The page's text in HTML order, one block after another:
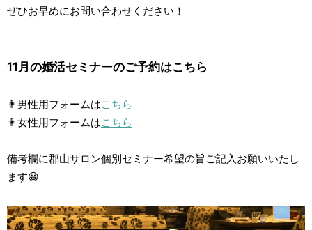
ぜひお早めにお問い合わせください！
11月の婚活セミナーのご予約はこちら
👨男性用フォームはこちら
👩女性用フォームはこちら
備考欄に郡山サロン個別セミナー希望の旨ご記入お願いいたし
ます😀